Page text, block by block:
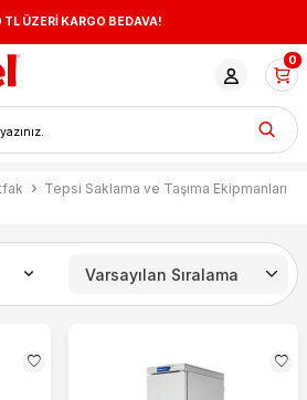
ÜZERİ KARGO BEDAVA!
0
Tepsi Saklama ve Taşıma Ekipmanları